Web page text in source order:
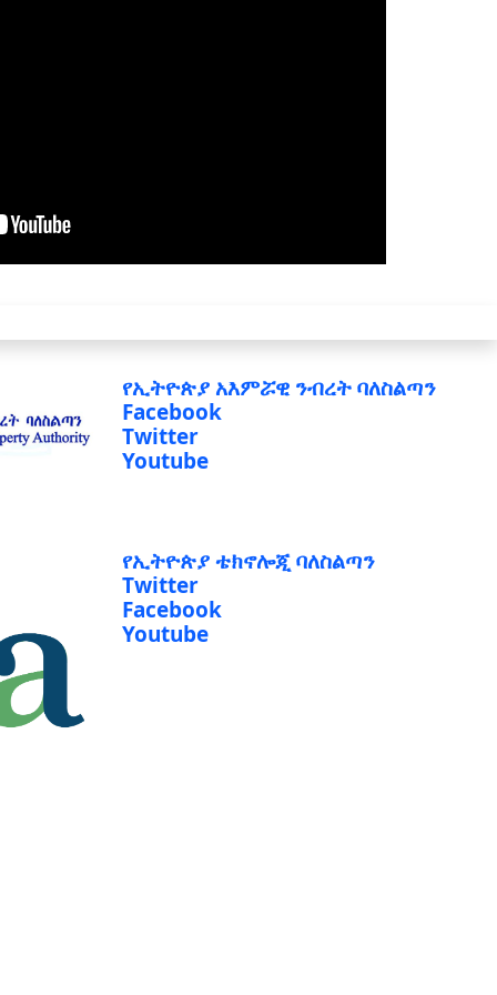
የኢትዮጵያ አእምሯዊ ንብረት ባለስልጣን
Facebook
Twitter
Youtube
የኢትዮጵያ ቴክኖሎጂ ባለስልጣን
Twitter
Facebook
Youtube